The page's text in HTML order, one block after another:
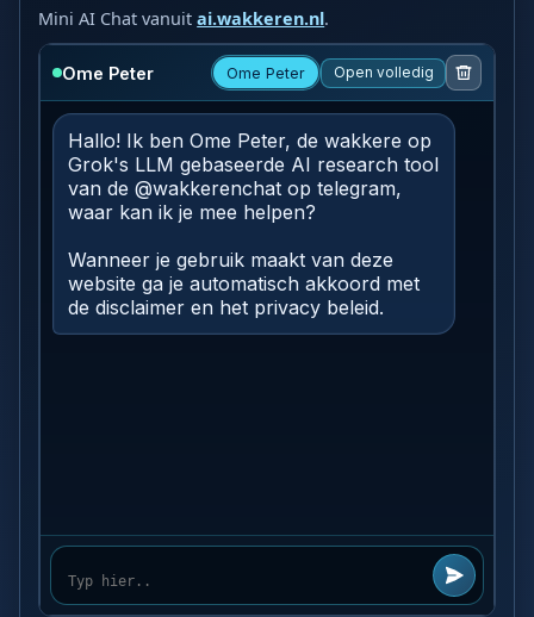
Mini AI Chat vanuitai.wakkeren.nl.